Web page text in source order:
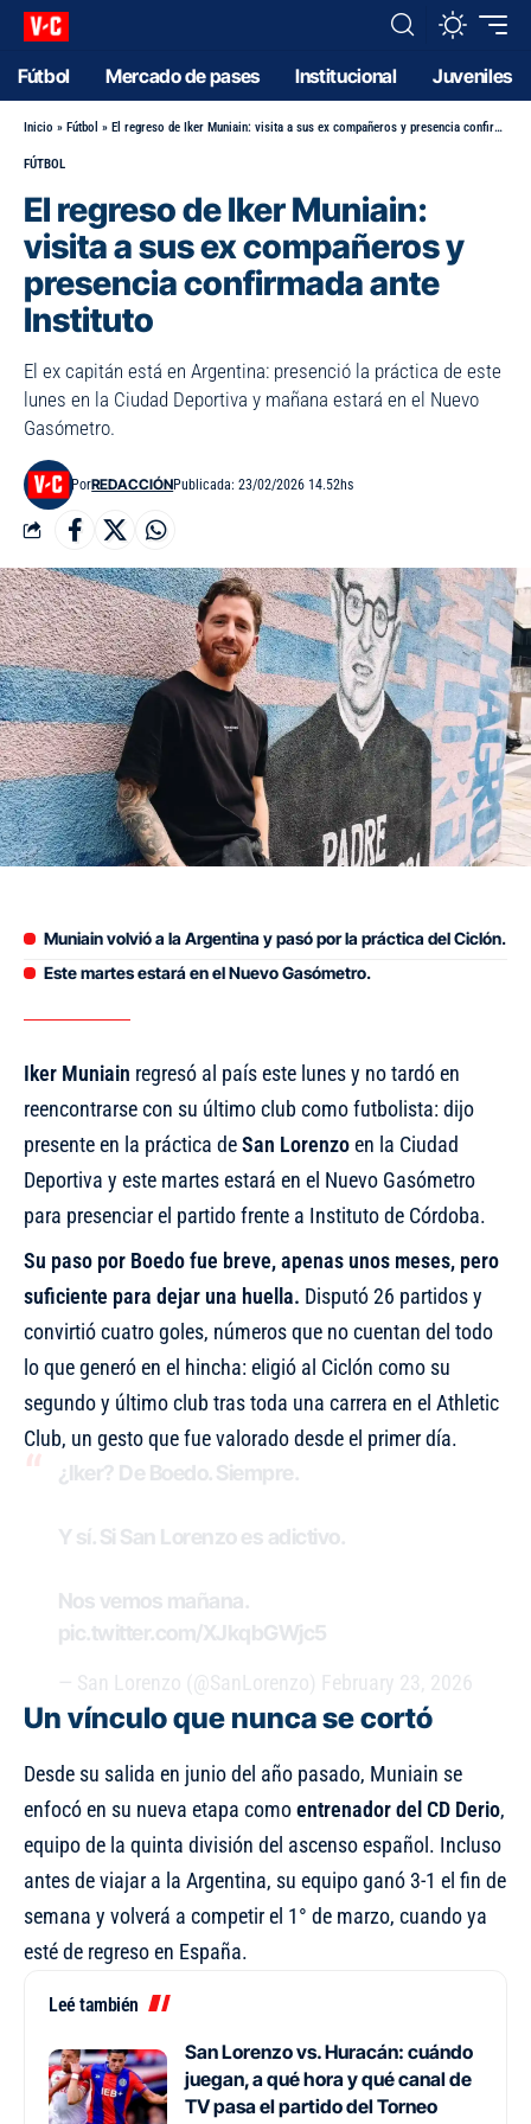
Fútbol Mercado de pases Institucional Juveniles
Inicio » Fútbol » El regreso de Iker Muniain: visita a sus ex compañeros y presencia confirmada ante Instituto
FÚTBOL
El regreso de Iker Muniain:
visita a sus ex compañeros y
presencia confirmada ante
Instituto
El ex capitán está en Argentina: presenció la práctica de este
lunes en la Ciudad Deportiva y mañana estará en el Nuevo
Gasómetro.
PorREDACCIÓNPublicada: 23/02/2026 14.52hs
Muniain volvió a la Argentina y pasó por la práctica del Ciclón.
Este martes estará en el Nuevo Gasómetro.
Iker Muniain regresó al país este lunes y no tardó en
reencontrarse con su último club como futbolista: dijo
presente en la práctica deSan Lorenzoen la Ciudad
Deportiva y este martes estará en el Nuevo Gasómetro
para presenciar el partido frente a Instituto de Córdoba.
Su paso por Boedo fue breve, apenas unos meses, pero
suficiente para dejar una huella. Disputó 26 partidos y
convirtió cuatro goles, números que no cuentan del todo
lo que generó en el hincha: eligió al Ciclón como su
segundo y último club tras toda una carrera en el Athletic
Club, un gesto que fue valorado desde el primer día.
¿Iker? De Boedo. Siempre.
Y sí. Si San Lorenzo es adictivo.
Nos vemos mañana.
pic.twitter.com/XJkqbGWjc5
— San Lorenzo (@SanLorenzo) February 23, 2026
Un vínculo que nunca se cortó
Desde su salida en junio del año pasado, Muniain se
enfocó en su nueva etapa comoentrenador del CD Derio,
equipo de la quinta división del ascenso español. Incluso
antes de viajar a la Argentina, su equipo ganó 3-1 el fin de
semana y volverá a competir el 1° de marzo, cuando ya
esté de regreso en España.
Leé también
San Lorenzo vs. Huracán: cuándo
juegan, a qué hora y qué canal de
TV pasa el partido del Torneo